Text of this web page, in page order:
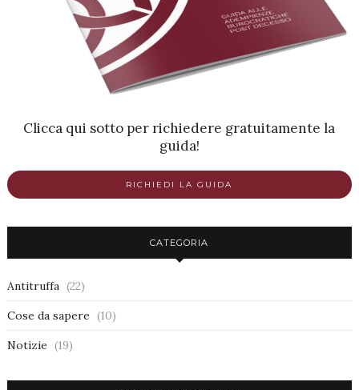
Clicca qui sotto per richiedere gratuitamente la
guida!
RICHIEDI LA GUIDA
CATEGORIA
Antitruffa (22)
Cose da sapere (10)
Notizie (19)